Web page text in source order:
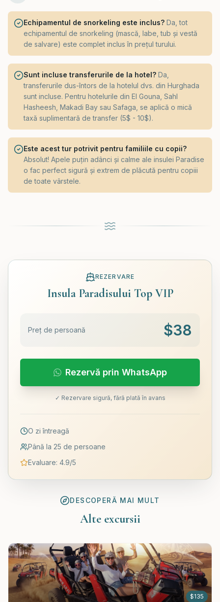
Echipamentul de snorkeling este inclus? Da, tot
echipamentul de snorkeling (mască, labe, tub și vestă
de salvare) este complet inclus în prețul turului.
Sunt incluse transferurile de la hotel? Da,
transferurile dus-întors de la hotelul dvs. din Hurghada
sunt incluse. Pentru hotelurile din El Gouna, Sahl
Hasheesh, Makadi Bay sau Safaga, se aplică o mică
taxă suplimentară de transfer (5$ - 10$).
Este acest tur potrivit pentru familiile cu copii?
Absolut! Apele puțin adânci și calme ale insulei Paradise
o fac perfect sigură și extrem de plăcută pentru copiii
de toate vârstele.
REZERVARE
Insula Paradisului Top VIP
Preț de persoană $38
Rezervă prin WhatsApp
✓ Rezervare sigură, fără plată în avans
O zi întreagă
Până la 25 de persoane
Evaluare: 4.9/5
DESCOPERĂ MAI MULT
Alte excursii
$135